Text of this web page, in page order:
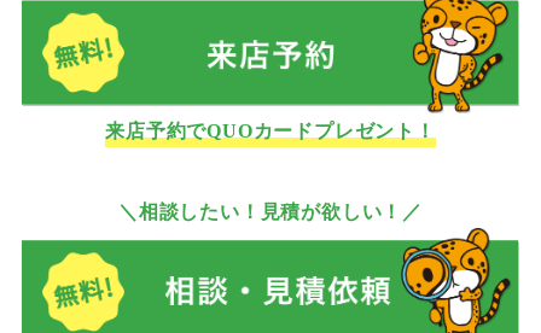
来店予約でQUOカードプレゼント！
＼相談したい！見積が欲しい！／